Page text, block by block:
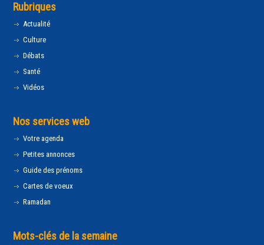
Rubriques
Actualité
Culture
Débats
Santé
Vidéos
Nos services web
Votre agenda
Petites annonces
Guide des prénoms
Cartes de voeux
Ramadan
Mots-clés de la semaine